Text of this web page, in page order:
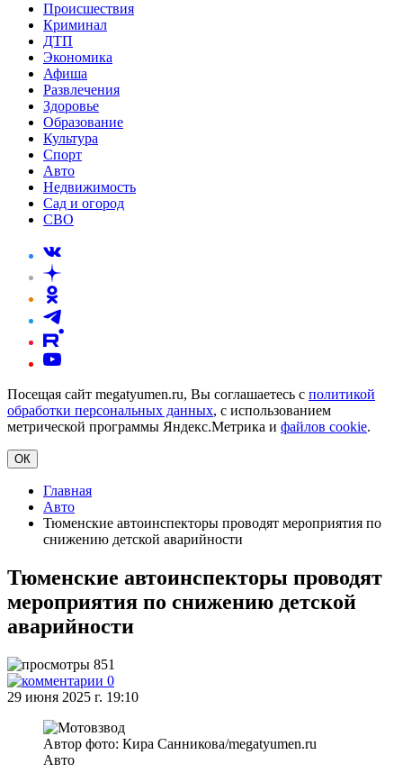
Происшествия
Криминал
ДТП
Экономика
Афиша
Развлечения
Здоровье
Образование
Культура
Спорт
Авто
Недвижимость
Сад и огород
СВО
Посещая сайт megatyumen.ru, Вы соглашаетесь с политикой
обработки персональных данных, с использованием
метрической программы Яндекс.Метрика и файлов cookie.
ОК
Главная
Авто
Тюменские автоинспекторы проводят мероприятия по
снижению детской аварийности
Тюменские автоинспекторы проводят
мероприятия по снижению детской
аварийности
851
0
29 июня 2025 г. 19:10
Автор фото: Кира Санникова/megatyumen.ru
Авто